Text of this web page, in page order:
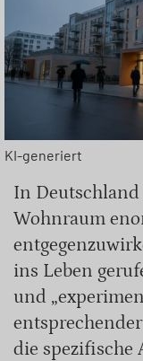
KI-generiert
In
Wohnraum
ins Leben
und
die spezifische